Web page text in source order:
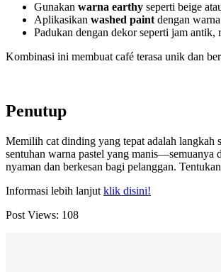
Gunakan warna earthy seperti beige
Aplikasikan washed paint dengan
Padukan dengan dekor seperti jam
Kombinasi ini membuat café terasa unik dan
Penutup
Memilih cat dinding yang tepat adalah langkah
sentuhan warna pastel yang manis—semuanya
nyaman dan berkesan bagi pelanggan.
Informasi lebih lanjut klik disini!
Post Views: 108